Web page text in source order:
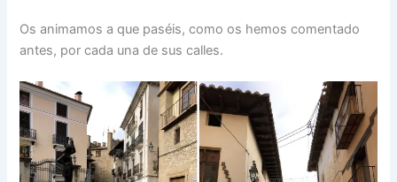
Os animamos a que paséis, como os hemos comentado
antes, por cada una de sus calles.